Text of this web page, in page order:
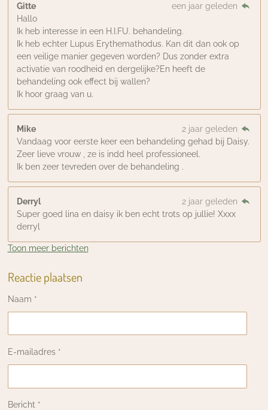
Gitte
een jaar geleden
Hallo
Ik heb interesse in een H.I.FU. behandeling.
Ik heb echter Lupus Erythemathodus. Kan dit dan ook op
een veilige manier gegeven worden? Dus zonder extra
activatie van roodheid en dergelijke?En heeft de
behandeling ook effect bij wallen?
Ik hoor graag van u.
Mike
2 jaar geleden
Vandaag voor eerste keer een behandeling gehad bij Daisy.
Zeer lieve vrouw , ze is indd heel professioneel.
Ik ben zeer tevreden over de behandeling .
Derryl
2 jaar geleden
Super goed lina en daisy ik ben echt trots op jullie! Xxxx
derryl
Toon meer berichten
Reactie plaatsen
Naam *
E-mailadres *
Bericht *